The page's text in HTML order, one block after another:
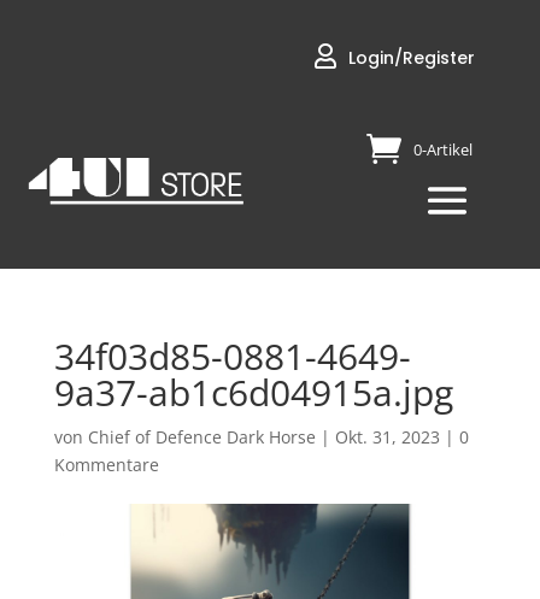
 Login/Register
0-Artikel
34f03d85-0881-4649-
9a37-ab1c6d04915a.jpg
von Chief of Defence Dark Horse | Okt. 31, 2023 | 0
Kommentare